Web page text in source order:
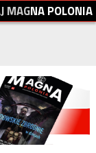
JMAGNAPOLONIA